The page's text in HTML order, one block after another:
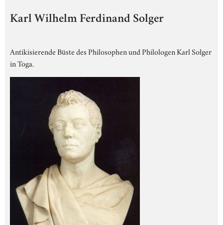
Karl Wilhelm Ferdinand Solger
Antikisierende Büste des Philosophen und Philologen Karl Solger
in Toga.